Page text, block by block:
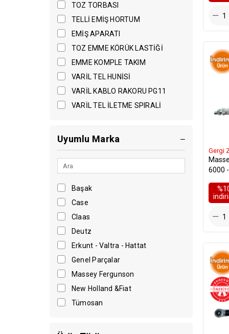
A Tipi Pistonlu Pompalar
Pompa Serisi
30 Serisi
30 Serisi
40 Serisi
PTO
8FREZE
Diğer
Mig Torç Kablo
Vidalı Tapalar
Makine Yedek Parça
Çek Valfler
TOZ TORBASI
TELLİ EMİŞ HORTUM
EMİŞ APARATI
TOZ EMME KÖRÜK LASTİĞİ
EMME KOMPLE TAKIM
VARİL TEL HUNİSİ
VARİL KABLO RAKORU PG11
VARİL TEL İLETME SPIRALİ
Uyumlu Marka
Başak
Case
Claas
Deutz
Erkunt - Valtra - Hattat
Genel Parçalar
Massey Fergunson
New Holland &Fiat
Tümosan
Gergi
6000